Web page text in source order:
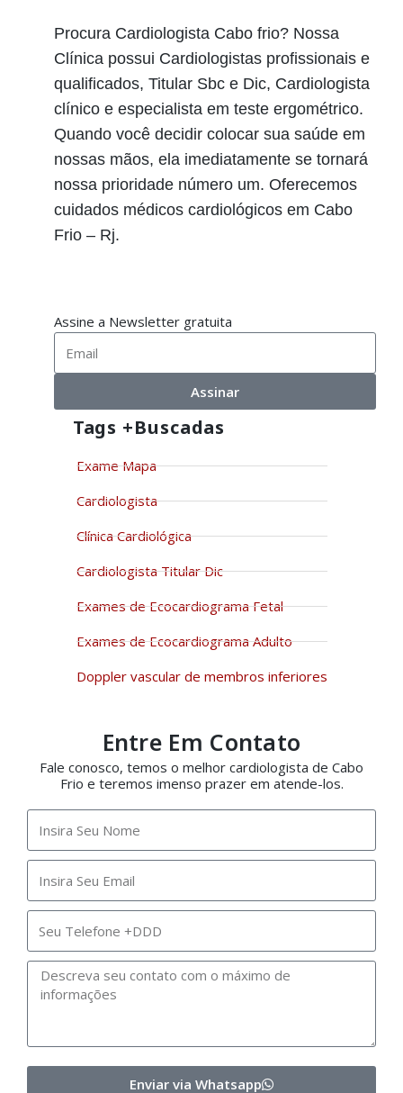
Procura Cardiologista Cabo frio? Nossa
Clínica possui Cardiologistas profissionais e
qualificados, Titular Sbc e Dic, Cardiologista
clínico e especialista em teste ergométrico.
Quando você decidir colocar sua saúde em
nossas mãos, ela imediatamente se tornará
nossa prioridade número um. Oferecemos
cuidados médicos cardiológicos em Cabo
Frio – Rj.
Assine a Newsletter gratuita
Assinar
Tags +buscadas
Exame Mapa
Cardiologista
Clínica Cardiológica
Cardiologista Titular Dic
Exames de Ecocardiograma Fetal
Exames de Ecocardiograma Adulto
Doppler vascular de membros inferiores
Entre Em Contato
Fale conosco, temos o melhor cardiologista de Cabo
Frio e teremos imenso prazer em atende-los.
Enviar via Whatsapp